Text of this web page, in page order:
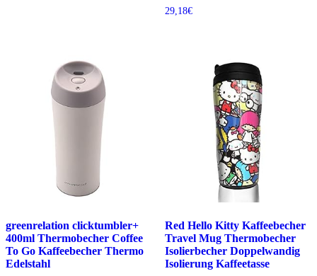
29,18€
greenrelation clicktumbler+
400ml Thermobecher Coffee
To Go Kaffeebecher Thermo
Edelstahl
Red Hello Kitty Kaffeebecher
Travel Mug Thermobecher
Isolierbecher Doppelwandig
Isolierung Kaffeetasse